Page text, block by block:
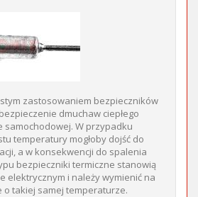
zastosowaniem bezpieczników
dmuchaw ciepłego
samochodowej. W przypadku
temperatury mogłoby dojść do
a w konsekwencji do spalenia
bezpieczniki termiczne stanowią
elektrycznym i należy wymienić na
o takiej samej temperaturze.